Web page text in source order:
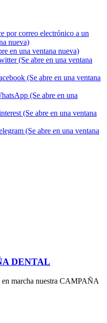
por correo electrónico a un
nueva)
en una ventana nueva)
(Se abre en una ventana
(Se abre en una ventana
(Se abre en una
(Se abre en una ventana
(Se abre en una ventana
DENTAL
marcha nuestra CAMPAÑA